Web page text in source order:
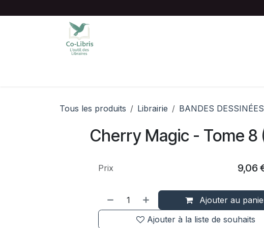
Tous les produits Librairie BANDES
Cherry Magic - Tome 8
Ajouter au
Ajouter à la liste de souhaits
Prix 9,06